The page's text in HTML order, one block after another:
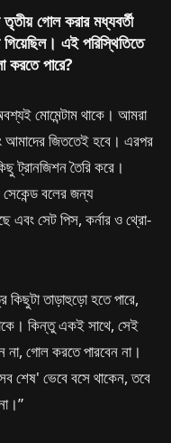
গোল করার মধ্যবর্তী
গিয়েছিল। এই পরিস্থিতিতে
করতে পারে?
মোমেন্টাম থাকে। আমরা
আমাদের জিততেই হবে। এরপর
ট্রানজিশন তৈরি করে।
সেকেন্ড বলের জন্য
এবং সেট পিস, কর্নার ও থ্রো-
কিছুটা তাড়াহুড়ো হতে পারে,
কিন্তু একই সাথে, সেই
না, গোল করতে পারবেন না।
শেষ' ভেবে বসে থাকেন, তবে